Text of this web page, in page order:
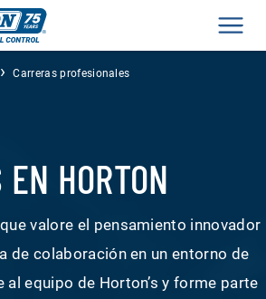
› Carreras profesionales
HORTON
valore el pensamiento innovador
de colaboración en un entorno de
al equipo de Horton’s y forme parte